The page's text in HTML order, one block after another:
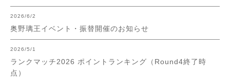
2026/6/2
奥野璃王イベント・振替開催のお知らせ
2026/5/1
ランクマッチ2026 ポイントランキング（Round4終了時
点）